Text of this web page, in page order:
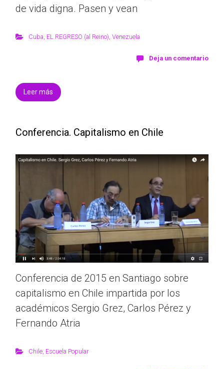
de vida digna. Pasen y vean
Cuba EL REGRESO (al Reino) Venezuela
Deja un comentario
Leer más
Conferencia. Capitalismo en Chile
Conferencia de 2015 en Santiago sobre
capitalismo en Chile impartida por los
académicos Sergio Grez, Carlos Pérez y
Fernando Atria
Chile, Escuela Popular